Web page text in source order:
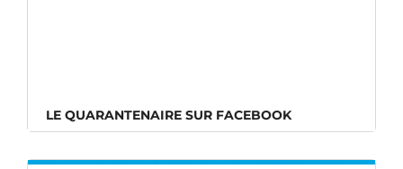
LE QUARANTENAIRE SUR FACEBOOK